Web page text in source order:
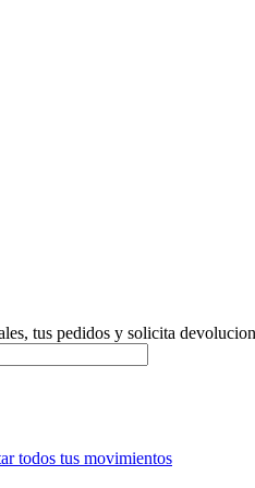
tus pedidos y solicita
todos tus movimientos